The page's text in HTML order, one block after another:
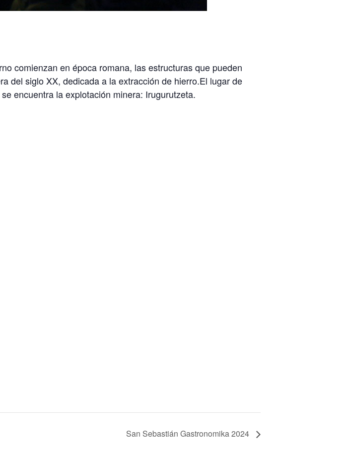
comienzan en época romana, las estructuras que pueden
del siglo XX, dedicada a la extracción de hierro.El lugar de
encuentra la explotación minera: Irugurutzeta.
San Sebastián Gastronomika 2024